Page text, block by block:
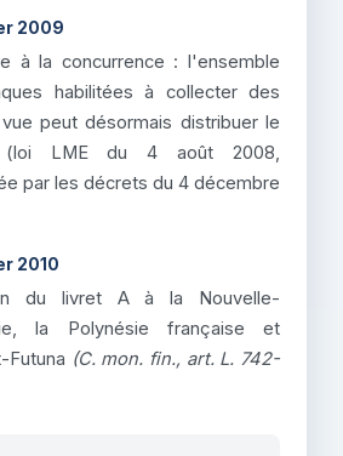
2009
à la concurrence : l'ensemble
habilitées à collecter des
peut désormais distribuer le
(loi LME du 4 août 2008,
par les décrets du 4 décembre
2010
du livret A à la Nouvelle-
la Polynésie française et
Futuna (C. mon. fin., art. L. 742-